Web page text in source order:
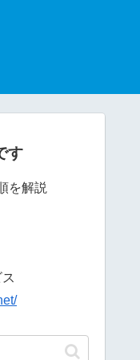
す
を解説